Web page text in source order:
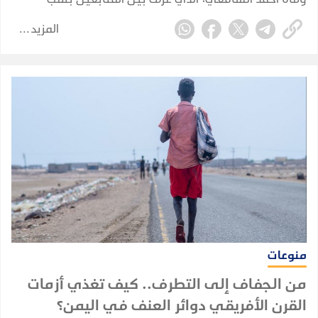
"صاحب الابتسامة العفوية" لما اشتهر به من بساطة وروح
مرحة.
المزيد
منوعات
من الجفاف إلى التطرف.. كيف تغذي أزمات
القرن الأفريقي دوائر العنف في اليمن؟